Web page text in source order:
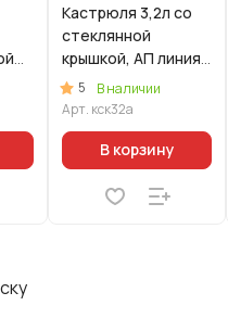
Кастрюля 3,2л со
стеклянной
крышкой, АП линия
"Стелла"
(капучино)
5
В наличии
Арт. кск32а
В корзину